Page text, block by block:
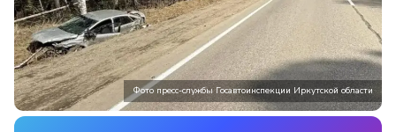
Фото пресс-службы Госавтоинспекции Иркутской области